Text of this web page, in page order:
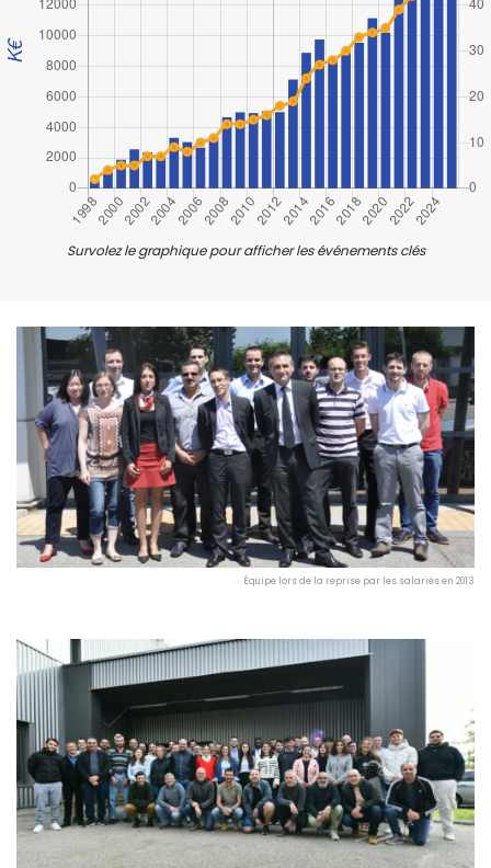
Survolez le graphique pour afficher les événements clés
Équipe lors de la reprise par les salariés en 2013